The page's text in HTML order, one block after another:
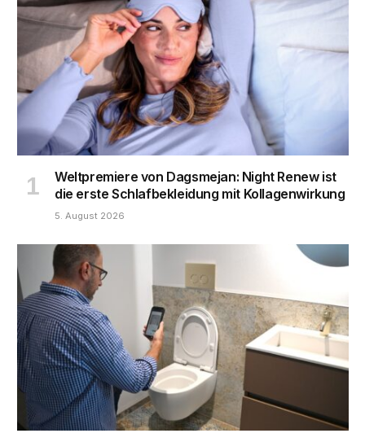
Weltpremiere von Dagsmejan: Night Renew ist
die erste Schlafbekleidung mit Kollagenwirkung
5. August 2026